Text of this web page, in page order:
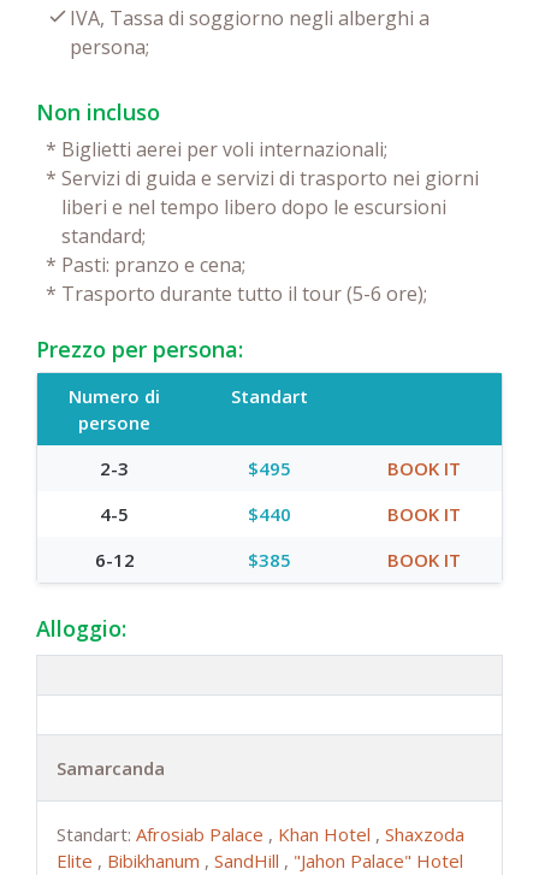
IVA, Tassa di soggiorno negli alberghi a
persona;
Non incluso
* Biglietti aerei per voli internazionali;
* Servizi di guida e servizi di trasporto nei giorni
liberi e nel tempo libero dopo le escursioni
standard;
* Pasti: pranzo e cena;
* Trasporto durante tutto il tour (5-6 ore);
Prezzo per persona:
Numero di
persone
Standart
2-3 $495
BOOK IT
4-5
$440
BOOK IT
6-12
$385 BOOK IT
Alloggio:
Samarcanda
Standart: Afrosiab Palace , Khan Hotel , Shaxzoda
Elite , Bibikhanum , SandHill , "Jahon Palace" Hotel